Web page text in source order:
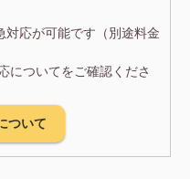
応が可能です（別途料金
についてをご確認くださ
ついて